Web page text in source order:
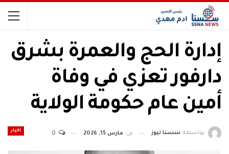
إدارة الحج والعمرة بشرق
دارفور تعزي في وفاة
أمين عام حكومة الولاية
اخبار بواسطة سسنا نيوز في مارس 15, 2026